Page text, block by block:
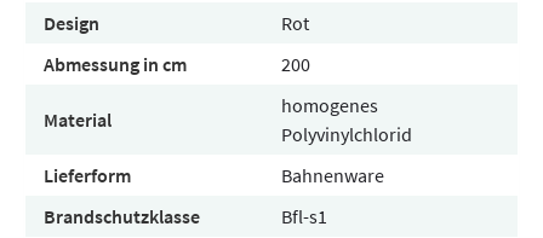
Design
Rot
Abmessung in cm
200
Material
homogenes
Polyvinylchlorid
Lieferform
Bahnenware
Brandschutzklasse
Bfl-s1